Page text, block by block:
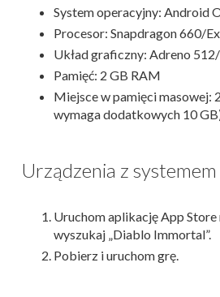
System operacyjny: Android
Procesor: Snapdragon 660/
Układ graficzny: Adreno
Pamięć: 2 GB RAM
Miejsce w pamięci masowej:
wymaga dodatkowych 10
Urządzenia z systemem
Uruchom aplikację App Store
wyszukaj „Diablo Immortal”.
Pobierz i uruchom grę.